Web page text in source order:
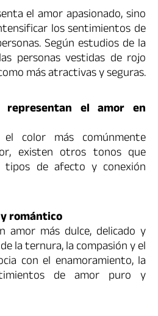
el amor apasionado, sino
los sentimientos de
Según estudios de la
personas vestidas de rojo
más atractivas y seguras.
representan el amor en
color más comúnmente
existen otros tonos que
de afecto y conexión
romántico
amor más dulce, delicado y
la ternura, la compasión y el
con el enamoramiento, la
de amor puro y